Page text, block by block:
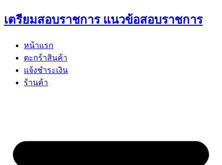
Skip
to
เตรียมสอบราชการ แนวข้อสอบราชการ
หน้าแรก
ตะกร้าสินค้า
แจ้งชำระเงิน
ร้านค้า